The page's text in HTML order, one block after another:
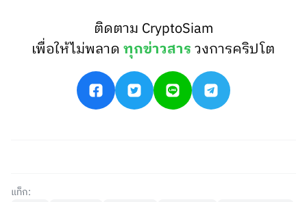
ติดตาม CryptoSiam
เพื่อให้ไม่พลาดทุกข่าวสารวงการคริปโต
แท็ก: